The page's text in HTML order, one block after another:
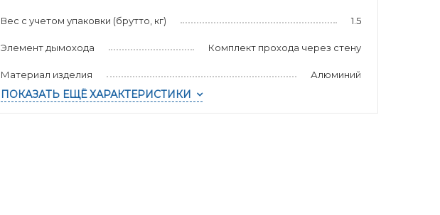
Вес с учетом упаковки (брутто, кг) 1.5
Элемент дымохода Комплект прохода через стену
Материал изделия Алюминий
ПОКАЗАТЬ ЕЩЁ ХАРАКТЕРИСТИКИ